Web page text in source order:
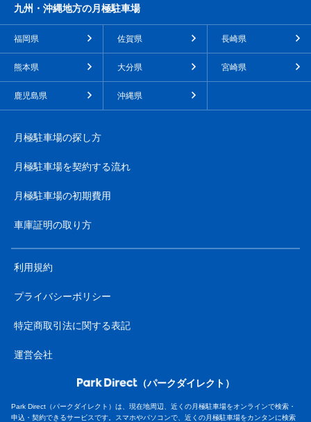
九州・沖縄地方の月極駐車場
福岡県 佐賀県 長崎県
熊本県 大分県 宮崎県
鹿児島県 沖縄県
月極駐車場の探し方
月極駐車場を契約する流れ
月極駐車場の初期費用
車庫証明の取り方
利用規約
プライバシーポリシー
特定商取引法に関する表記
運営会社
（パークダイレクト）
Park Direct（パークダイレクト）は、現在地周辺、近くの月極駐車場をオンラインで検索・
申込・契約できるサービスです。スマホやパソコンで、近くの月極駐車場をカンタンに検索